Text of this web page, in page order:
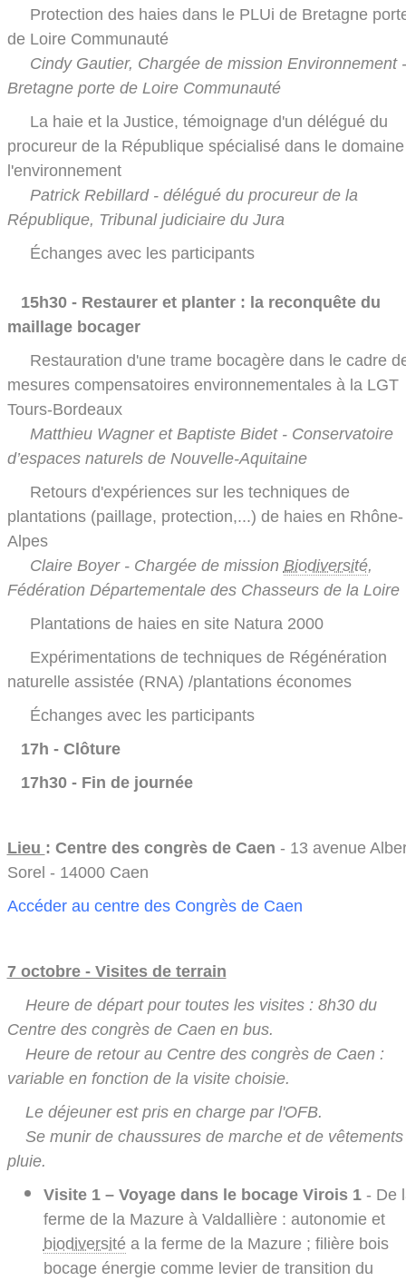
Protection des haies dans le PLUi de Bretagne
de Loire Communauté
Cindy Gautier, Chargée de mission Environnement -
Bretagne porte de Loire Communauté
La haie et la Justice, témoignage d'un délégué du
procureur de la République spécialisé dans le
l'environnement
Patrick Rebillard - délégué du procureur de la
République, Tribunal judiciaire du Jura
Échanges avec les participants
15h30 - Restaurer et planter : la reconquête du
maillage bocager
Restauration d'une trame bocagère dans le cadre
mesures compensatoires environnementales à la LGT
Tours-Bordeaux
Matthieu Wagner et Baptiste Bidet - Conservatoire
d’espaces naturels de Nouvelle-Aquitaine
Retours d'expériences sur les techniques de
plantations (paillage, protection,...) de haies en Rhône-
Alpes
Claire Boyer - Chargée de mission Biodiversité,
Fédération Départementale des Chasseurs de la Loire
Plantations de haies en site Natura 2000
Expérimentations de techniques de Régénération
naturelle assistée (RNA) /plantations économes
Échanges avec les participants
17h - Clôture
17h30 - Fin de journée
Lieu : Centre des congrès de Caen - 13 avenue
Sorel - 14000 Caen
Accéder au centre des Congrès de Caen
7 octobre - Visites de terrain
Heure de départ pour toutes les visites : 8h30 du
Centre des congrès de Caen en bus.
Heure de retour au Centre des congrès de Caen :
variable en fonction de la visite choisie.
Le déjeuner est pris en charge par l'OFB.
Se munir de chaussures de marche et de vêtements
pluie.
Visite 1 – Voyage dans le bocage Virois 1- De
ferme de la Mazure à Valdallière : autonomie et
biodiversitéa la ferme de la Mazure ; filière bois
bocage énergie comme levier de transition du